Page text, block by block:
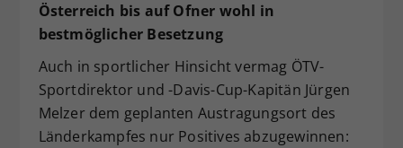
Österreich bis auf Ofner wohl in
bestmöglicher Besetzung
Auch in sportlicher Hinsicht vermag ÖTV-
Sportdirektor und -Davis-Cup-Kapitän Jürgen
Melzer dem geplanten Austragungsort des
Länderkampfes nur Positives abzugewinnen: